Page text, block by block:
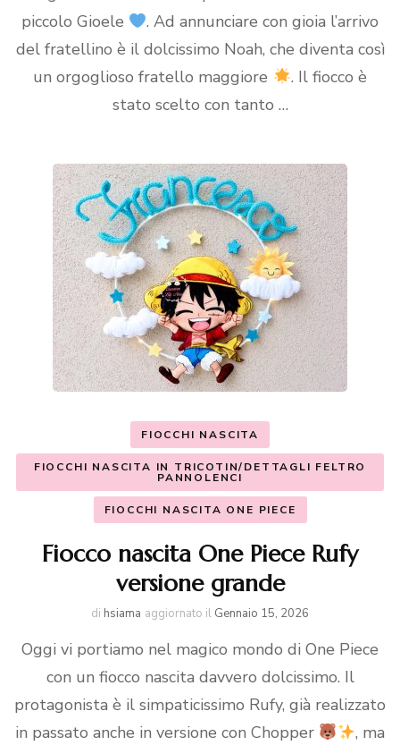
piccolo Gioele
. Ad annunciare con gioia l’arrivo
del fratellino è il dolcissimo Noah, che diventa così
un orgoglioso fratello maggiore
. Il fiocco è
stato scelto con tanto …
FIOCCHI NASCITA
FIOCCHI NASCITA IN TRICOTIN/DETTAGLI FELTRO
PANNOLENCI
FIOCCHI NASCITA ONE PIECE
Fiocco nascita One Piece Rufy
versione grande
di hsiama aggiornato il Gennaio 15, 2026
Oggi vi portiamo nel magico mondo di One Piece
con un fiocco nascita davvero dolcissimo. Il
protagonista è il simpaticissimo Rufy, già realizzato
in passato anche in versione con Chopper
, ma